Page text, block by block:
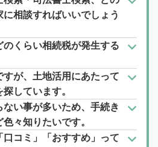
相談すればいいでしょう
くらい相続税が発生する
すが、土地活用にあたって
しています。
い事が多いため、手続き
々知りたいです。
口コミ」「おすすめ」って